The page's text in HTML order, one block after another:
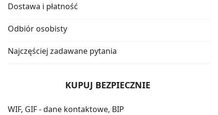
Dostawa i płatność
Odbiór osobisty
Najczęściej zadawane pytania
KUPUJ BEZPIECZNIE
WIF, GIF - dane kontaktowe, BIP